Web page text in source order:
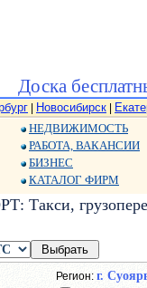
Доска
Новосибирск
НЕДВИЖИМОСТЬ
РАБОТА, ВАКАНСИИ
БИЗНЕС
КАТАЛОГ ФИРМ
Такси,
Регион: г.